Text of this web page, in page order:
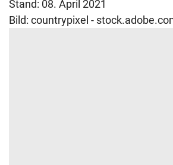
Stand: 08. April 2021
Bild: countrypixel -